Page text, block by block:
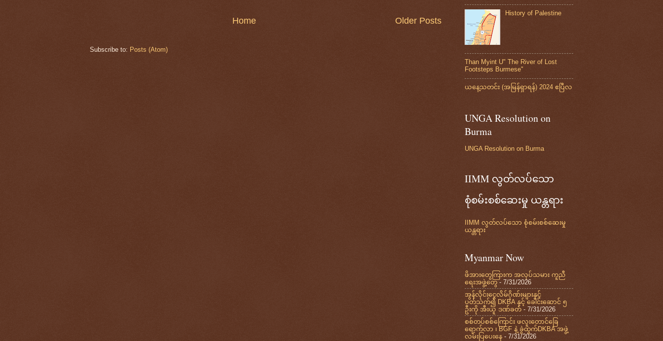
Older Posts
Home
Subscribe to: Posts (Atom)
History of Palestine
Than Myint U" The River of Lost
Footsteps Burmese"
ယနေ့သတင်း (အမြန်ရှာရန်) 2024 ဧပြီလ
UNGA Resolution on
Burma
UNGA Resolution on Burma
IIMM လွတ်လပ်သော
စုံစမ်းစစ်ဆေးမှု ယန္တရား
IIMM လွတ်လပ်သော စုံစမ်းစစ်ဆေးမှု
ယန္တရား
Myanmar Now
ဖိအားတွေကြားက အလုပ်သမား ကူညီ
ရေးအဖွဲ့တွေ- 7/31/2026
အွန်လိုင်းငွေလိမ်ဂိုဏ်းများနှင့်
ပတ်သက်၍ DKBA နှင့် ခေါင်းဆောင် ၅
ဦးကို အီးယူ ဒဏ်ခတ် - 7/31/2026
စစ်တပ်စစ်ကြောင်း ဖလူးတောင်ခြေ
ရောက်လာ ၊ BGF နဲ့ ခွဲထွက်DKBA အဖွဲ့
လမ်းပြပေးနေ - 7/31/2026